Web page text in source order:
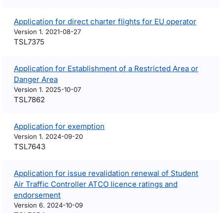
Application for direct charter flights for EU operator
Version 1. 2021-08-27
TSL7375
Application for Establishment of a Restricted Area or
Danger Area
Version 1. 2025-10-07
TSL7862
Application for exemption
Version 1. 2024-09-20
TSL7643
Application for issue revalidation renewal of Student
Air Traffic Controller ATCO licence ratings and
endorsement
Version 6. 2024-10-09